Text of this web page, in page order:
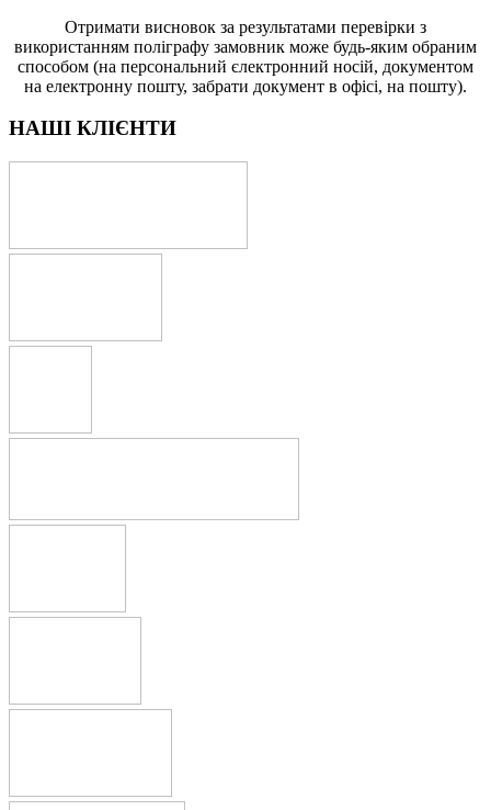
Отримати висновок за результатами перевірки з
використанням поліграфу замовник може будь-яким обраним
способом (на персональний єлектронний носій, документом
на електронну пошту, забрати документ в офісі, на пошту).
НАШІ КЛІЄНТИ